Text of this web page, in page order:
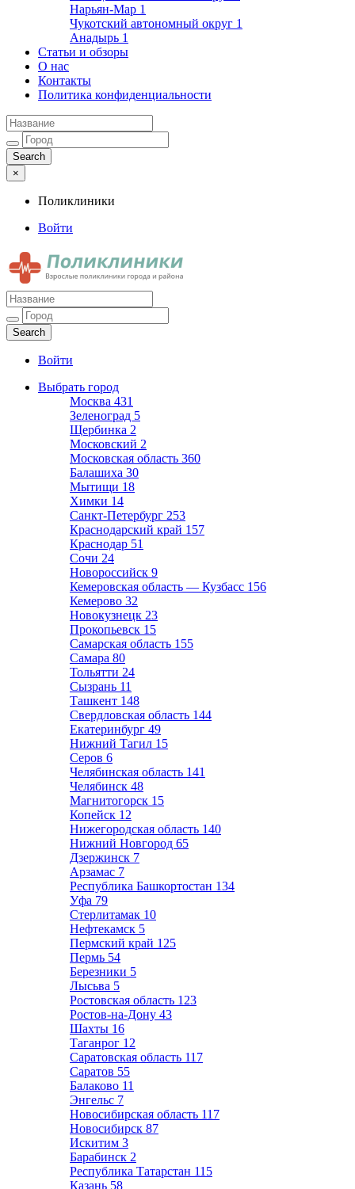
Нарьян-Мар 1
Чукотский автономный округ 1
Анадырь 1
Статьи и обзоры
О нас
Контакты
Политика конфиденциальности
×
Поликлиники
Войти
Поликлиники
Взрослые поликлиники города и района
Войти
Выбрать город
Москва 431
Зеленоград 5
Щербинка 2
Московский 2
Московская область 360
Балашиха 30
Мытищи 18
Химки 14
Санкт-Петербург 253
Краснодарский край 157
Краснодар 51
Сочи 24
Новороссийск 9
Кемеровская область — Кузбасс 156
Кемерово 32
Новокузнецк 23
Прокопьевск 15
Самарская область 155
Самара 80
Тольятти 24
Сызрань 11
Ташкент 148
Свердловская область 144
Екатеринбург 49
Нижний Тагил 15
Серов 6
Челябинская область 141
Челябинск 48
Магнитогорск 15
Копейск 12
Нижегородская область 140
Нижний Новгород 65
Дзержинск 7
Арзамас 7
Республика Башкортостан 134
Уфа 79
Стерлитамак 10
Нефтекамск 5
Пермский край 125
Пермь 54
Березники 5
Лысьва 5
Ростовская область 123
Ростов-на-Дону 43
Шахты 16
Таганрог 12
Саратовская область 117
Саратов 55
Балаково 11
Энгельс 7
Новосибирская область 117
Новосибирск 87
Искитим 3
Барабинск 2
Республика Татарстан 115
Казань 58